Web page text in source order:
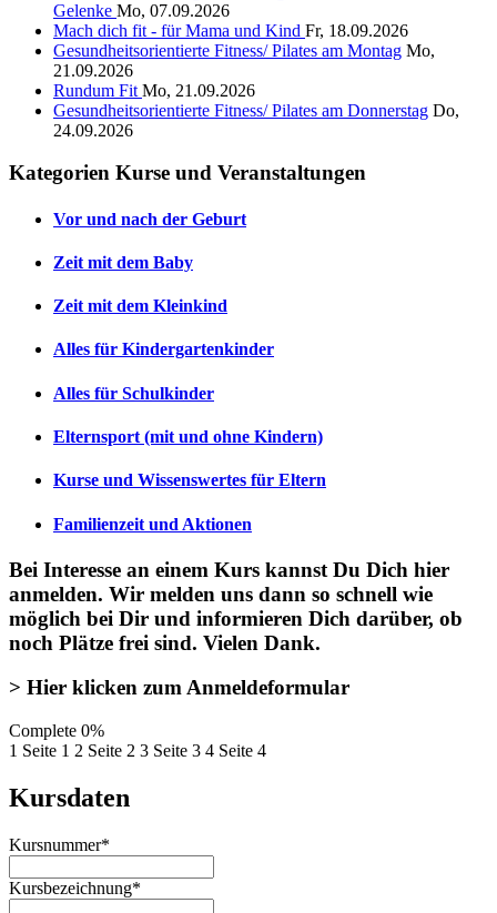
Gelenke Mo, 07.09.2026
Mach dich fit - für Mama und Kind Fr, 18.09.2026
Gesundheitsorientierte Fitness/ Pilates am Montag Mo,
21.09.2026
Rundum Fit Mo, 21.09.2026
Gesundheitsorientierte Fitness/ Pilates am Donnerstag Do,
24.09.2026
Kategorien Kurse und Veranstaltungen
Vor und nach der Geburt
Zeit mit dem Baby
Zeit mit dem Kleinkind
Alles für Kindergartenkinder
Alles für Schulkinder
Elternsport (mit und ohne Kindern)
Kurse und Wissenswertes für Eltern
Familienzeit und Aktionen
Bei Interesse an einem Kurs kannst Du Dich hier
anmelden. Wir melden uns dann so schnell wie
möglich bei Dir und informieren Dich darüber, ob
noch Plätze frei sind. Vielen Dank.
> Hier klicken zum Anmeldeformular
Complete 0%
1 Seite 1 2 Seite 2 3 Seite 3 4 Seite 4
Kursdaten
Kursnummer*
Kursbezeichnung*